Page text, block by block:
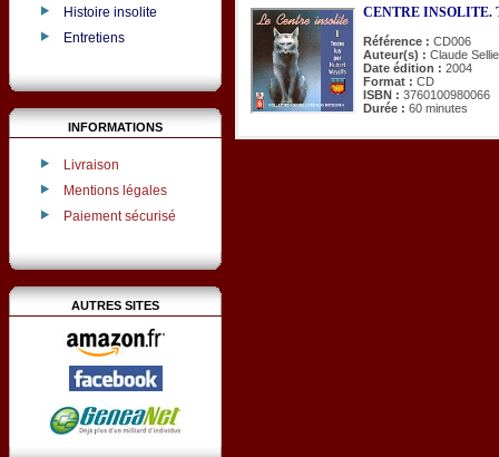
Histoire insolite
Entretiens
INFORMATIONS
Livraison
Mentions légales
Paiement sécurisé
AUTRES SITES
CENTRE INSOLITE.
Référence : CD006
Auteur(s) : Claude
Date édition : 2004
Format : CD
ISBN : 3760100980066
Durée : 60 minutes